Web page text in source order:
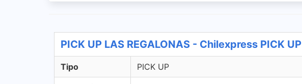
PICK UP LAS REGALONAS - Chilexpress PICK UP
Tipo PICK UP